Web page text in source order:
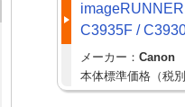
C3935F /
メーカー： Canon
本体標準価格（税別